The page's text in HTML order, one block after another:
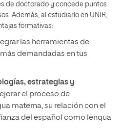
de doctorado y concede puntos
Además, al estudiarlo en UNIR,
formativas:
las herramientas de
más demandadas en tus
estrategias y
el proceso de
materna, su relación con el
del español como lengua